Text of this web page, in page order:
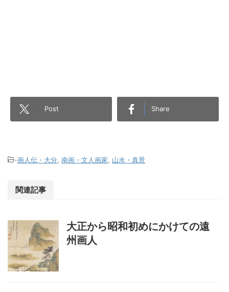
Post Share
-画人伝・大分 南画・文人画家 山水・真景
関連記事
大正から昭和初めにかけての遠
州画人